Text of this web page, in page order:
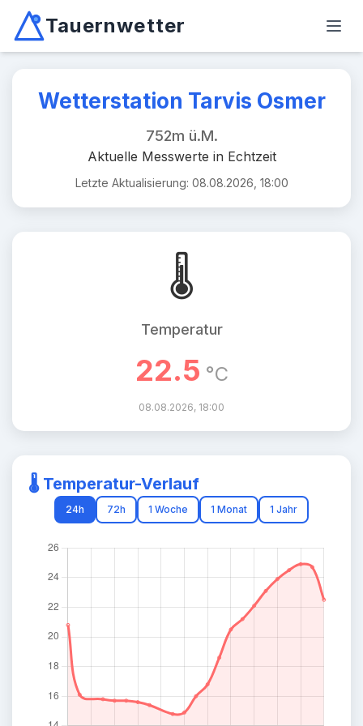
Tauernwetter
Unabhängiger Wetterdienst für Kärnten, Osttirol &
Wetterstation Tarvis Osmer
752m ü.M.
Aktuelle Messwerte in Echtzeit
Letzte Aktualisierung: 08.08.2026, 18:00
🌡️
Temperatur
22.5 °C
08.08.2026, 18:00
🌡️ Temperatur-Verlauf
24h 72h 1 Woche 1 Monat 1 Jahr